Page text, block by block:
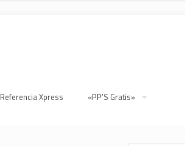
Xpress «PP’S Gratis»